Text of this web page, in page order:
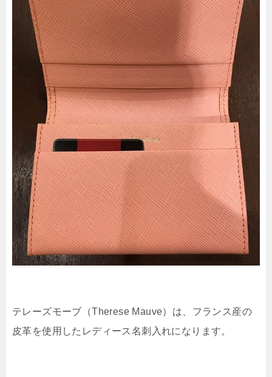
テレーズモーブ（Therese Mauve）は、フランス産の
皮革を使用したレディース名刺入れになります。